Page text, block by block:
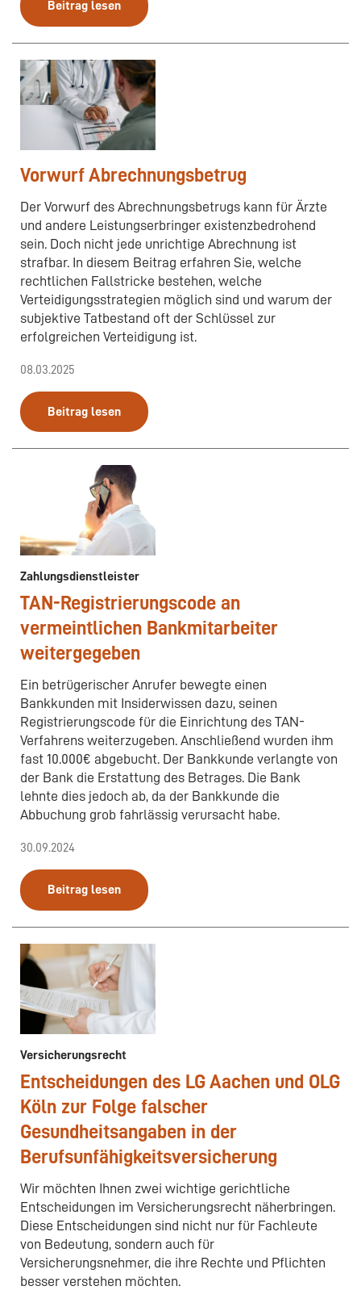
Beitrag lesen
Vorwurf Abrechnungsbetrug
Der Vorwurf des Abrechnungsbetrugs kann für Ärzte
und andere Leistungserbringer existenzbedrohend
sein. Doch nicht jede unrichtige Abrechnung ist
strafbar. In diesem Beitrag erfahren Sie, welche
rechtlichen Fallstricke bestehen, welche
Verteidigungsstrategien möglich sind und warum der
subjektive Tatbestand oft der Schlüssel zur
erfolgreichen Verteidigung ist.
08.03.2025
Beitrag lesen
Zahlungsdienstleister
TAN-Registrierungscode an
vermeintlichen Bankmitarbeiter
weitergegeben
Ein betrügerischer Anrufer bewegte einen
Bankkunden mit Insiderwissen dazu, seinen
Registrierungscode für die Einrichtung des TAN-
Verfahrens weiterzugeben. Anschließend wurden ihm
fast 10.000€ abgebucht. Der Bankkunde verlangte von
der Bank die Erstattung des Betrages. Die Bank
lehnte dies jedoch ab, da der Bankkunde die
Abbuchung grob fahrlässig verursacht habe.
30.09.2024
Beitrag lesen
Versicherungsrecht
Entscheidungen des LG Aachen und OLG
Köln zur Folge falscher
Gesundheitsangaben in der
Berufsunfähigkeitsversicherung
Wir möchten Ihnen zwei wichtige gerichtliche
Entscheidungen im Versicherungsrecht näherbringen.
Diese Entscheidungen sind nicht nur für Fachleute
von Bedeutung, sondern auch für
Versicherungsnehmer, die ihre Rechte und Pflichten
besser verstehen möchten.